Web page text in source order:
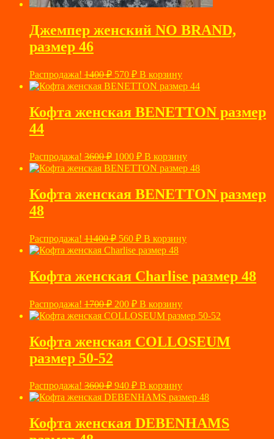
Джемпер женский NO BRAND,
размер 46
Распродажа! 1400₽ Первоначальная
цена
составляла
1400 ₽.
570 ₽Текущая
цена:
В корзину
Кофта женская BENETTON размер
44
Распродажа! 3600₽ Первоначальная
цена
составляла
3600 ₽.
1000 ₽Текущая
цена:
В корзину
Кофта женская BENETTON размер
48
Распродажа! 11400₽ Первоначальная
цена
составляла
11400 ₽.
560 ₽Текущая
цена:
В корзину
Кофта женская Charlise размер 48
Распродажа! 1700₽ Первоначальная
цена
составляла
1700 ₽.
200 ₽Текущая
цена:
В корзину
Кофта женская COLLOSEUM
размер 50-52
Распродажа! 3600₽ Первоначальная
цена
3600 ₽.
940 ₽Текущая
цена:
В корзину
Кофта женская DEBENHAMS